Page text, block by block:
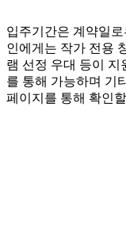
입주기간은 계약일
인에게는 작가 전용
램 선정 우대 등이 지
를 통해 가능하며 기
페이지를 통해 확인